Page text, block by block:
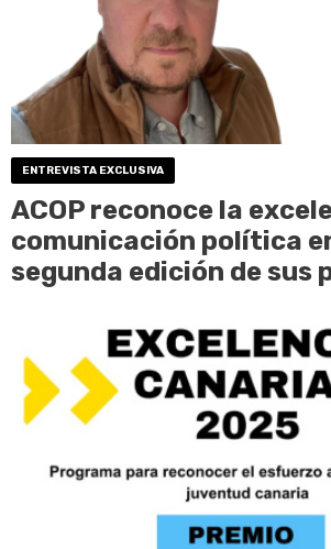
ENTREVISTA EXCLUSIVA
ACOP reconoce la
comunicación política
segunda edición de sus